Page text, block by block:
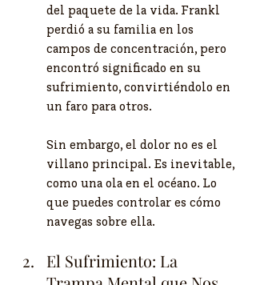
del paquete de la vida. Frankl
perdió a su familia en los
campos de concentración, pero
encontró significado en su
sufrimiento, convirtiéndolo en
un faro para otros.
Sin embargo, el dolor no es el
villano principal. Es inevitable,
como una ola en el océano. Lo
que puedes controlar es cómo
navegas sobre ella.
El Sufrimiento: La